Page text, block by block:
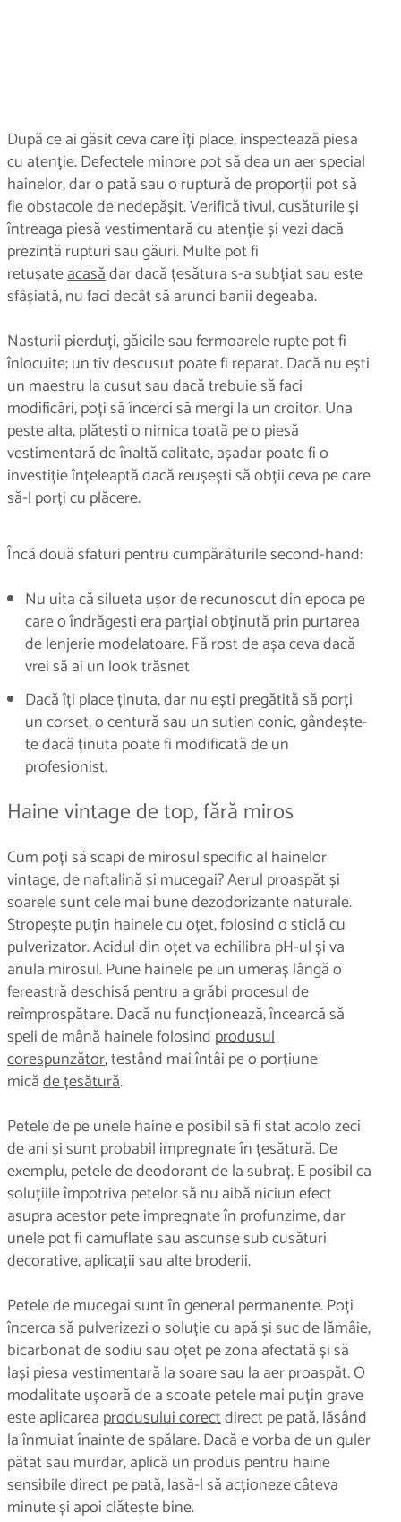
După ce ai găsit ceva care îți place, inspectează piesa
cu atenție. Defectele minore pot să dea un aer special
hainelor, dar o pată sau o ruptură de proporții pot să
fie obstacole de nedepășit. Verifică tivul, cusăturile și
întreaga piesă vestimentară cu atenție și vezi dacă
prezintă rupturi sau găuri. Multe pot fi
retușateacasădar dacă țesătura s-a subțiat sau este
sfâșiată, nu faci decât să arunci banii degeaba.
Nasturii pierduți, găicile sau fermoarele rupte pot fi
înlocuite; un tiv descusut poate fi reparat. Dacă nu ești
un maestru la cusut sau dacă trebuie să faci
modificări, poți să încerci să mergi la un croitor. Una
peste alta, plătești o nimica toată pe o piesă
vestimentară de înaltă calitate, așadar poate fi o
investiție înțeleaptă dacă reușești să obții ceva pe care
să-l porți cu plăcere.
Încă două sfaturi pentru cumpărăturile second-hand:
Nu uita că silueta ușor de recunoscut din epoca pe
care o îndrăgești era parțial obținută prin purtarea
de lenjerie modelatoare. Fă rost de așa ceva dacă
vrei să ai un look trăsnet
Dacă îți place ținuta, dar nu ești pregătită să porți
un corset, o centură sau un sutien conic, gândește-
te dacă ținuta poate fi modificată de un
profesionist.
Haine vintage de top, fără miros
Cum poți să scapi de mirosul specific al hainelor
vintage, de naftalină și mucegai? Aerul proaspăt și
soarele sunt cele mai bune dezodorizante naturale.
Stropește puțin hainele cu oțet, folosind o sticlă cu
pulverizator. Acidul din oțet va echilibra pH-ul și va
anula mirosul. Pune hainele pe un umeraș lângă o
fereastră deschisă pentru a grăbi procesul de
reîmprospătare. Dacă nu funcționează, încearcă să
speli de mână hainele folosind produsul
corespunzător, testând mai întâi pe o porțiune
micăde țesătură.
Petele de pe unele haine e posibil să fi stat acolo zeci
de ani și sunt probabil impregnate în țesătură. De
exemplu, petele de deodorant de la subraț. E posibil ca
soluțiile împotriva petelor să nu aibă niciun efect
asupra acestor pete impregnate în profunzime, dar
unele pot fi camuflate sau ascunse sub cusături
decorative,aplicații sau alte broderii.
Petele de mucegai sunt în general permanente. Poți
încerca să pulverizezi o soluție cu apă și suc de lămâie,
bicarbonat de sodiu sau oțet pe zona afectată și să
lași piesa vestimentară la soare sau la aer proaspăt. O
modalitate ușoară de a scoate petele mai puțin grave
este aplicarea produsului corectdirect pe pată, lăsând
la înmuiat înainte de spălare. Dacă e vorba de un guler
pătat sau murdar, aplică un produs pentru haine
sensibile direct pe pată, lasă-l să acționeze câteva
minute și apoi clătește bine.